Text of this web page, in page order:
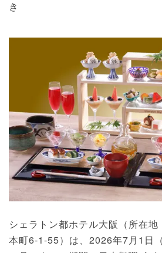
き
シェラトン都ホテル大阪（所在
本町6-1-55）は、2026年7月1日